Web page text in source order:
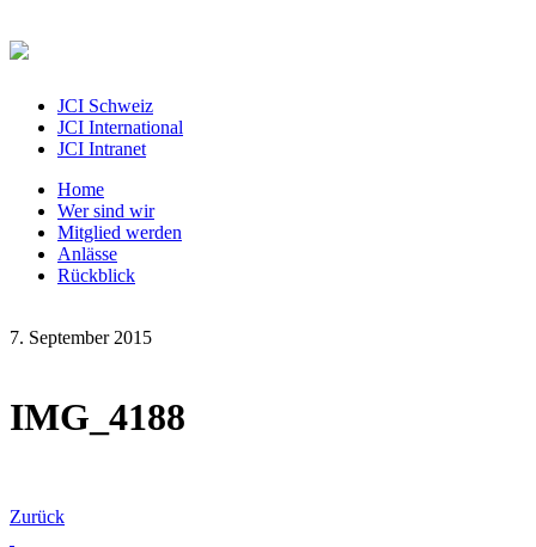
JCI Schweiz
JCI International
JCI Intranet
Home
Wer sind wir
Mitglied werden
Anlässe
Rückblick
7. September 2015
IMG_4188
Zurück